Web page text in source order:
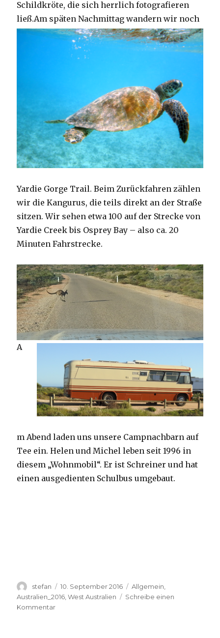
Schildkröte, die sich herrlich fotografieren
ließ.Am späten Nachmittag wandern wir noch
Yardie Gorge Trail. Beim Zurückfahren zählen
wir die Kangurus, die teils direkt an der Straße
sitzen. Wir sehen etwa 100 auf der Strecke von
Yardie Creek bis Osprey Bay – also ca. 20
Minuten Fahrstrecke.
A
m Abend laden uns unsere Campnachbarn auf
Tee ein. Helen und Michel leben seit 1996 in
diesem „Wohnmobil“. Er ist Schreiner und hat
einen ausgedienten Schulbus umgebaut.
Autor
stefan
Veröffentlicht
am
10. September 2016 Kategorien
Allgemein
Australien_2016 ,West Australien
Schreibe einen
Kommentarzu